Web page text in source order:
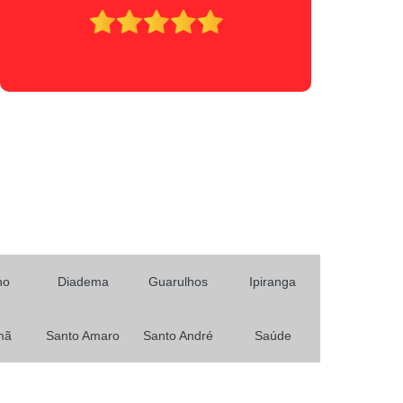
Primeira Habilitação para Carro e Moto
Ab
Cnh
Agendamento Renovação Cnh
Renovação Cnh Atrasada
Diadema Guarulhos Ipiranga
Santo Amaro Santo André Saúde